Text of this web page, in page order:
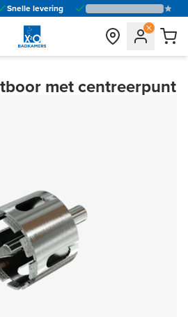
Snelle levering
met centreerpunt